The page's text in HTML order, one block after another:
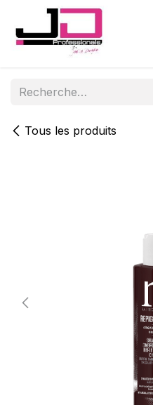
Se rendre au contenu
Tous les produits